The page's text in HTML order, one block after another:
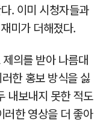
. 이미 시청자들과
미가 더해졌다.
의를 받아 나름대
한 홍보 방식을 싫
내보내지 못한 적도
러한 영상을 더 좋아